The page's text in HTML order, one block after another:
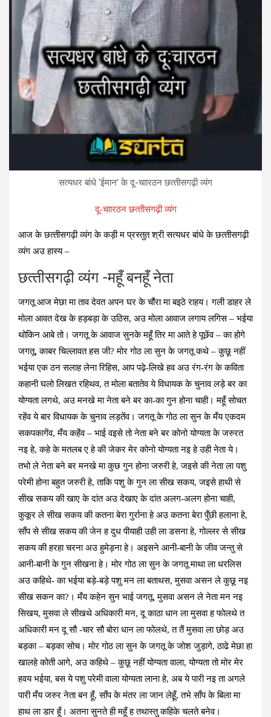
सत्‍यधर बांधे ‘ईमान’ के दू-चाारठन छत्‍तीसगढ़ी व्‍यंग
दू-चाारठन छत्‍तीसगढ़ी व्‍यंग
आज के छत्‍तीसगढ़ी व्‍यंग के कड़ी म प्रस्‍तुत श्री सत्‍यधर बांधे के छत्‍तीसगढ़ी
व्‍यंग अउ हास्‍य –
छत्‍तीसगढ़ी व्‍यंग -महूँ बनहूँ नेता
जगतू आज मेछा मा ताव देवत अपन घर के चौंरा मा बइठे राहय। गली डाहर ले
मोला आवत देख के हड़बड़ा के उठिस, अउ मोला आवाज लगाय लगिस – भईया
थोकिन आबे तो। जगतू के आवाज सुनके महूँ तिर मा आते हे पूछेंव – का होगे
जगतू, काबर चिल्लावत हस जी? मोर गोठ ला सुन के जगतू कथे – कुछू नहीं
भईया एक ठन सलाह लेना रिहिस, आप पढ़े-लिखे हव अउ रंग-रंग के कविता
कहानी घलो लिखत रहिथव, त मोला बतातेव ये विधायक के चुनाव लड़े बर का
योग्यता लगथे, अउ मनखे मा नेता बने बर का-का गुन होना चाही। महूँ सोचत
रहेंव ये बार विधायक के चुनाव लड़तेंव। जगतू के गोठ ला सुन के मँय एकदम
सकपकागेंव, मँय कहेंंव – भाई वइसे तो नेता बने बर कोनो योग्यता के जरुरत
नइ हे, कहे के मतलब ए हे की जेकर मेर कोनो योग्यता नइ हे उही नेता ये।
तभो ले नेता बने बर मनखे मा कुछ गुन होना जरुरी हे, जइसे की नेता ला पशु
परेमी होना बहुत जरुरी हे, ताकि पशु के गुन ला सीख सकय, जइसे हाथी से
सीख सकय की खाए के दांत अउ देखाए के दांत अलग-अलग होना चाही,
कुकूर ले सीख सकय की कतना बेरा गुर्राना हे अउ कतना बेरा पुँछी हलाना हे,
साँप से सीख सकय की जेन ह दुध पीयाही उही ला डसना हे, गोल्लर से सीख
सकय की हरहा चरना अउ हुमेड़ना हे। अइसने आनी-बानी के जीव जन्तु से
आनी-बानी के गुन सीखना हे। मोर गोठ ला सुन के जगतू माथा ला धरलिस
अउ कहिथे- का भईया बड़े-बड़े पशु मन ला बताथस, मुसवा असन ले कुछू नइ
सीख सकन का?। मँय कहेन सुन भाई जगतू, मुसवा असन ले नेता मन नइ
सिखय, मुसवा ले सीखथे अधिकारी मन, दू काठा धान ला मुसवा ह फोलथे त
अधिकारी मन दू सौ -चार सौ बोरा धान ला फोलथे, त तैं मुसवा ला छोड़ अउ
बड़का – बड़का सोच। मोर गोठ ला सुन के जगतू के जोश जुड़ागे, ठाढे मेछा हा
खालहे कोती आगे, अउ कहिथे – कुछू नहीं योग्यता वाला, योग्यता तो मोर मेर
हवय भईया, बस ये पशु परेमी वाला योग्यता लाना हे, अब ये पारी नइ ता अगले
पारी मँय जरुर नेता बन हूँ, साँप के मंतर ला जान लेहू़ँ, तभे साँप के बिला मा
हाथ ला डार हूँ। अतना सुनते ही महूँ ह तथास्तु कहिके चलते बनेव।